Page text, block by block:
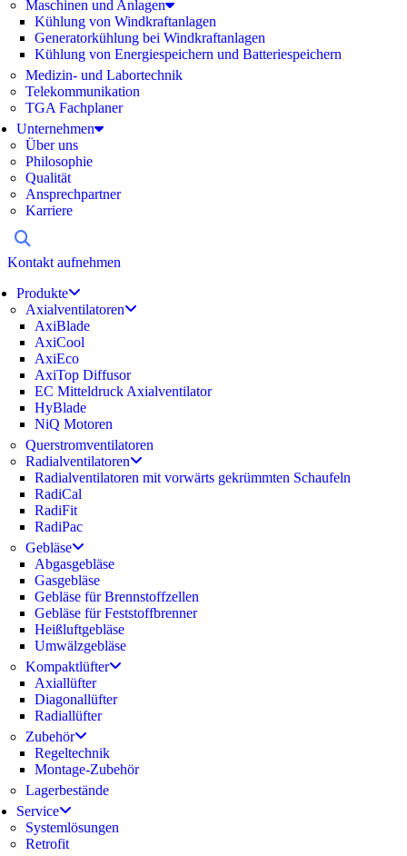
Maschinen und Anlagen
Kühlung von Windkraftanlagen
Generatorkühlung bei Windkraftanlagen
Kühlung von Energiespeichern und Batteriespeichern
Medizin- und Labortechnik
Telekommunikation
TGA Fachplaner
Unternehmen
Über uns
Philosophie
Qualität
Ansprechpartner
Karriere
Kontakt aufnehmen
Produkte
Axialventilatoren
AxiBlade
AxiCool
AxiEco
AxiTop Diffusor
EC Mitteldruck Axialventilator
HyBlade
NiQ Motoren
Querstromventilatoren
Radialventilatoren
Radialventilatoren mit vorwärts gekrümmten Schaufeln
RadiCal
RadiFit
RadiPac
Gebläse
Abgasgebläse
Gasgebläse
Gebläse für Brennstoffzellen
Gebläse für Feststoffbrenner
Heißluftgebläse
Umwälzgebläse
Kompaktlüfter
Axiallüfter
Diagonallüfter
Radiallüfter
Zubehör
Regeltechnik
Montage-Zubehör
Lagerbestände
Service
Systemlösungen
Retrofit